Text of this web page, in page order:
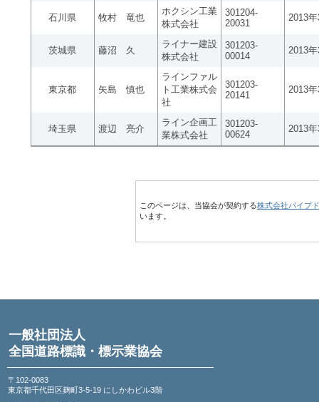
石川県 牧村 竜也
ホクシン工業
株式会社
301204-
20031
2013
茨城県 藤沼 久
ライナー建設
株式会社
301203-
00014
2013
東京都 矢島 慎也
ラインファル
ト工業株式会
社
301203-
20141
2013
埼玉県 渡辺 亮介
ライン企画工
業株式会社
301203-
00624
2013
このページは、当協会が契約する株式会社パイプ
います。
一般社団法人
全国道路標識・標示業協会
〒102-0083
東京都千代田区麹町3-5-19 にしかわビル3階